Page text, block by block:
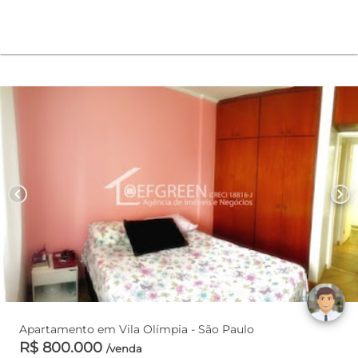
chevron_left chevron_right
Apartamento em Vila Olímpia - São Paulo
R$ 800.000 /venda